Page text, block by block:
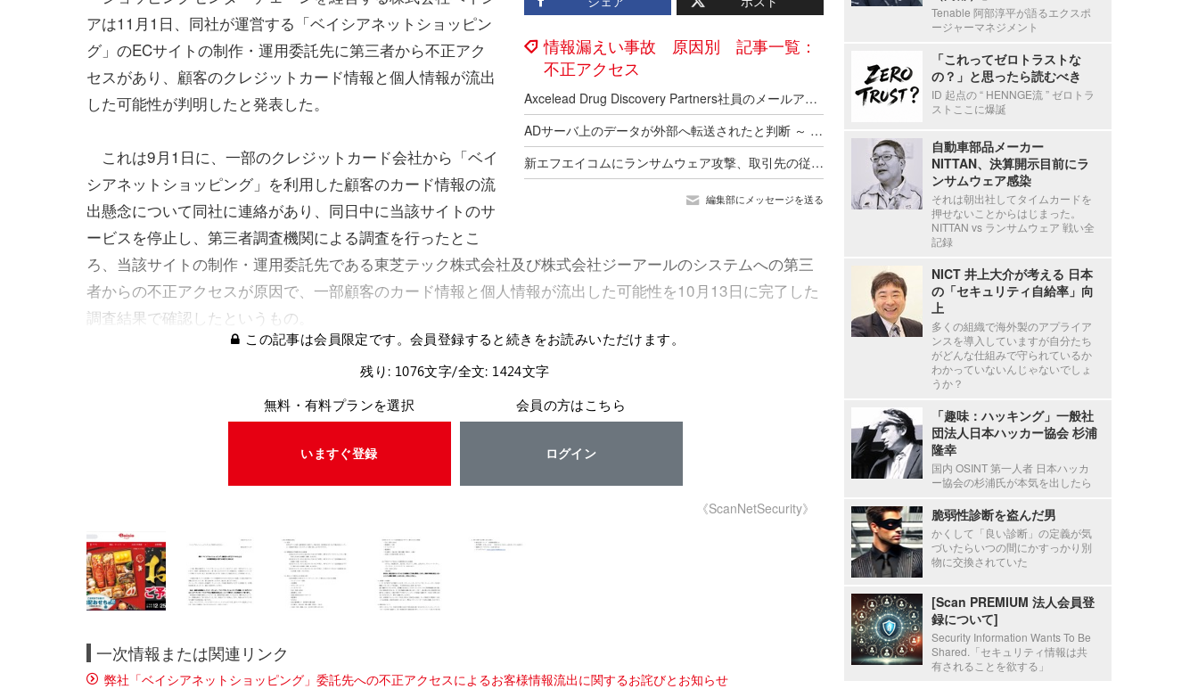
情報漏えい事故 原因別 記事一覧：
不正アクセス
Axcelead Drug Discovery Partners社員のメールアカウントに不正アクセス、約7,000通のメールで痕跡を確認
ADサーバ上のデータが外部へ転送されたと判断 ～ 精電舎電子工業にランサムウェア攻撃
新エフエイコムにランサムウェア攻撃、取引先の従業員に関する個人情報が漏えいした可能性
編集部にメッセージを送る
アは11月1日、同社が運営する「ベイシアネットショッピン
グ」のECサイトの制作・運用委託先に第三者から不正アク
セスがあり、顧客のクレジットカード情報と個人情報が流出
した可能性が判明したと発表した。
これは9月1日に、一部のクレジットカード会社から「ベイ
シアネットショッピング」を利用した顧客のカード情報の流
出懸念について同社に連絡があり、同日中に当該サイトのサ
ービスを停止し、第三者調査機関による調査を行ったとこ
ろ、当該サイトの制作・運用委託先である東芝テック株式会社及び株式会社ジーアールのシステムへの第三
者からの不正アクセスが原因で、一部顧客のカード情報と個人情報が流出した可能性を10月13日に完了した
調査結果で確認したというもの。
この記事は会員限定です。会員登録すると続きをお読みいただけます。
残り: 1076文字/全文: 1424文字
無料・有料プランを選択
いますぐ登録
会員の方はこちら
ログイン
《ScanNetSecurity》
一次情報または関連リンク
弊社「ベイシアネットショッピング」委託先への不正アクセスによるお客様情報流出に関するお詫びとお知らせ
Tenable 阿部淳平が語るエクスポ
ージャーマネジメント
「これってゼロトラストな
の？」と思ったら読むべき
ID 起点の “ HENNGE流 ” ゼロトラ
ストここに爆誕
自動車部品メーカー
NITTAN、決算開示目前にラ
ンサムウェア感染
それは朝出社してタイムカードを
押せないことからはじまった。
NITTAN vs ランサムウェア 戦い全
記録
NICT 井上大介が考える 日本
の「セキュリティ自給率」向
上
多くの組織で海外製のアプライア
ンスを導入していますが自分たち
がどんな仕組みで守られているか
わかっていないんじゃないでしょ
うか？
「趣味：ハッキング」一般社
団法人日本ハッカー協会 杉浦
隆幸
国内 OSINT 第一人者 日本ハッカ
ー協会の杉浦氏が本気を出したら
脆弱性診断を盗んだ男
かくして「良い診断」の定義が気
づいたらいつの間にかすっかり別
物に交換されていた
[Scan PREMIUM 法人会員登
録について]
Security Information Wants To Be
Shared.「セキュリティ情報は共
有されることを欲する」